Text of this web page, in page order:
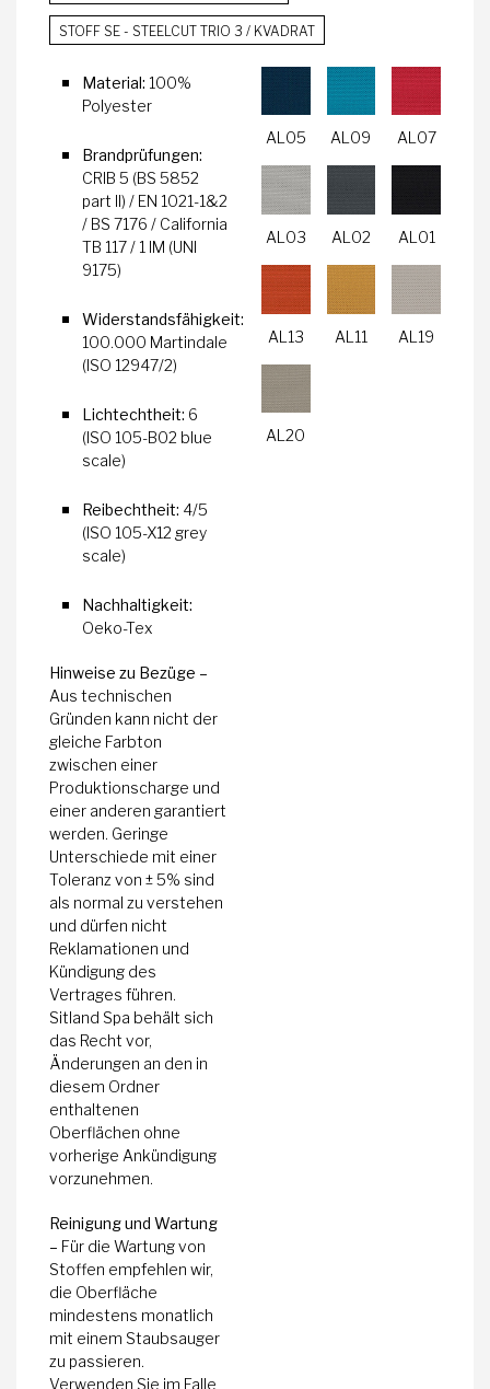
STOFF SE - STEELCUT TRIO 3 / KVADRAT
Material: 100%
Polyester
Brandprüfungen:
CRIB 5 (BS 5852
part II) / EN 1021-1&2
/ BS 7176 / California
TB 117 / 1 IM (UNI
9175)
Widerstandsfähigkeit:
100.000 Martindale
(ISO 12947/2)
Lichtechtheit: 6
(ISO 105-B02 blue
scale)
Reibechtheit: 4/5
(ISO 105-X12 grey
scale)
Nachhaltigkeit:
Oeko-Tex
Hinweise zu Bezüge –
Aus technischen
Gründen kann nicht der
gleiche Farbton
zwischen einer
Produktionscharge und
einer anderen garantiert
werden. Geringe
Unterschiede mit einer
Toleranz von ± 5% sind
als normal zu verstehen
und dürfen nicht
Reklamationen und
Kündigung des
Vertrages führen.
Sitland Spa behält sich
das Recht vor,
Änderungen an den in
diesem Ordner
enthaltenen
Oberflächen ohne
vorherige Ankündigung
vorzunehmen.
Reinigung und Wartung
– Für die Wartung von
Stoffen empfehlen wir,
die Oberfläche
mindestens monatlich
mit einem Staubsauger
zu passieren.
Verwenden Sie im Falle
AL05 AL09 AL07
AL03 AL02 AL01
AL13 AL11 AL19
AL20